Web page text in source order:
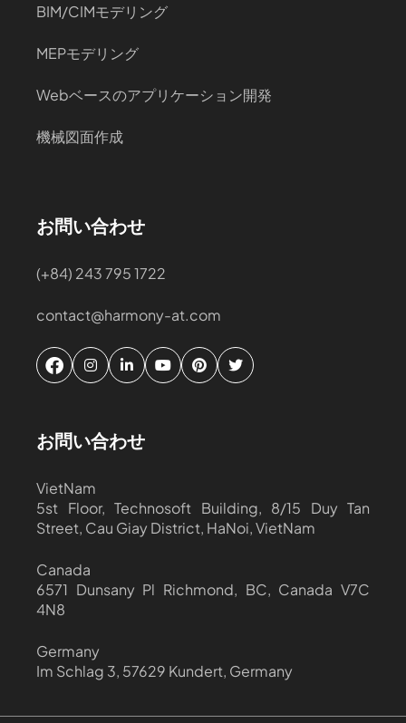
BIM/CIMモデリング
MEPモデリング
Webベースのアプリケーション開発
機械図面作成
お問い合わせ
(+84) 243 795 1722
contact@harmony-at.com
お問い合わせ
VietNam
5st Floor, Technosoft Building, 8/15 Duy Tan
Street, Cau Giay District, HaNoi, VietNam
Canada
6571 Dunsany Pl Richmond, BC, Canada V7C
4N8
Germany
Im Schlag 3, 57629 Kundert, Germany